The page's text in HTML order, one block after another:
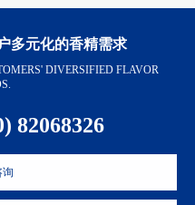
多元化的香精需求
DIVERSIFIED FLAVOR
82068326
询